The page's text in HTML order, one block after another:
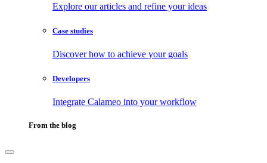
Explore our articles and refine your ideas
Case studies
Discover how to achieve your goals
Developers
Integrate Calameo into your workflow
From the blog